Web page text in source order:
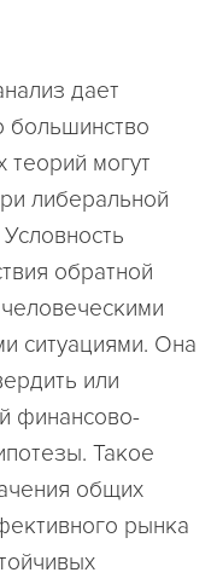
дает
большинство
теорий могут
либеральной
обратной
ситуациями. Она
или
финансово-
Такое
общих
рынка